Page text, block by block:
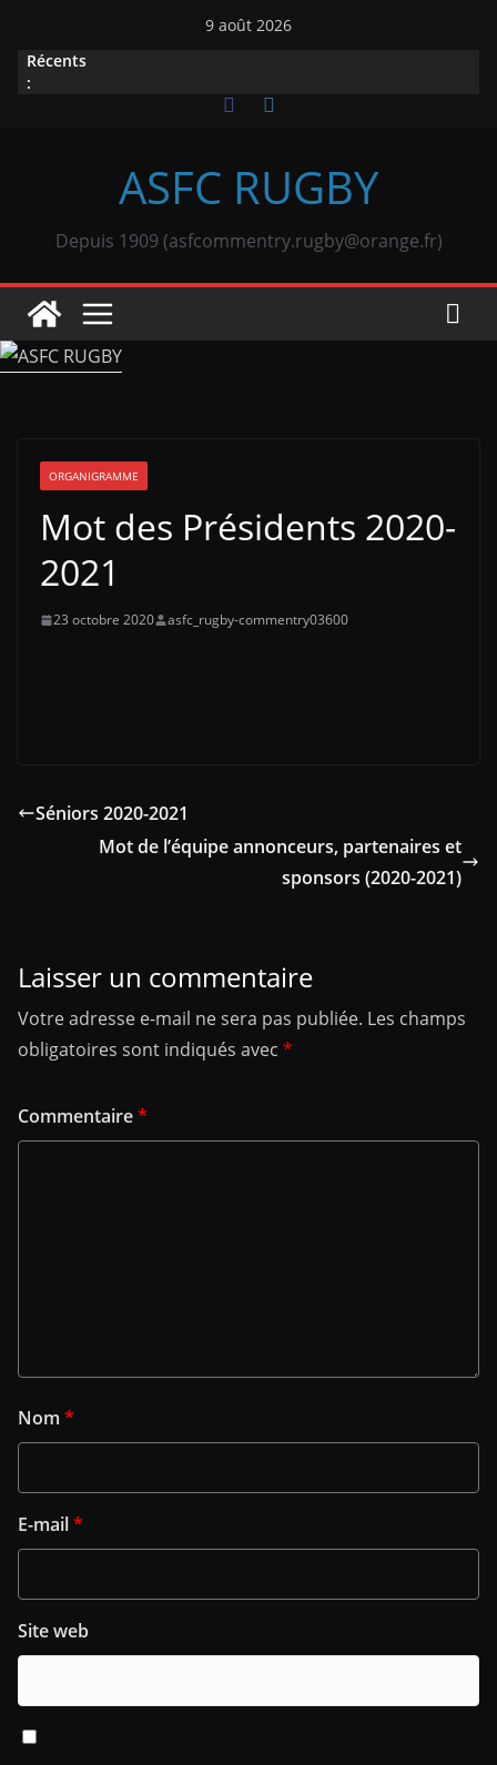
contenu
9 août 2026
Récents
:
ASFC RUGBY
Depuis 1909 (asfcommentry.rugby@orange.fr)
ORGANIGRAMME
Mot des Présidents 2020-
2021
23 octobre 2020 asfc_rugby-commentry03600
Séniors 2020-2021
Mot de l’équipe annonceurs, partenaires et
sponsors (2020-2021)
Laisser un commentaire
Votre adresse e-mail ne sera pas publiée. Les champs
obligatoires sont indiqués avec *
Commentaire*
Nom *
E-mail*
Site web